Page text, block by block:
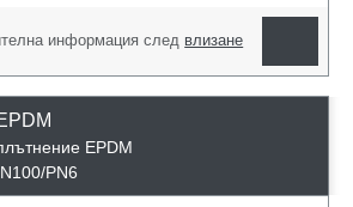
информация след влизане
EPDM
PN6